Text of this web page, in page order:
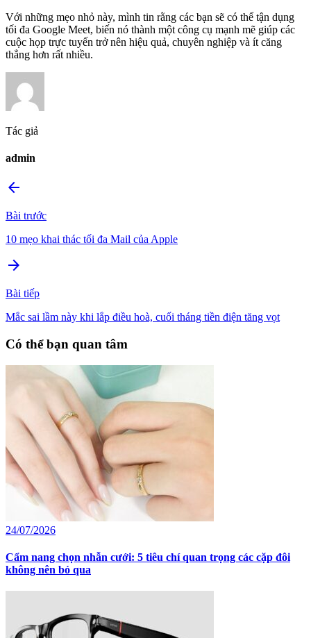
Với những mẹo nhỏ này, mình tin rằng các bạn sẽ có thể tận dụng
tối đa Google Meet, biến nó thành một công cụ mạnh mẽ giúp các
cuộc họp trực tuyến trở nên hiệu quả, chuyên nghiệp và ít căng
thẳng hơn rất nhiều.
Tác giả
admin
arrow_back
Bài trước
10 mẹo khai thác tối đa Mail của Apple
arrow_forward
Bài tiếp
Mắc sai lầm này khi lắp điều hoà, cuối tháng tiền điện tăng vọt
Có thể bạn quan tâm
24/07/2026
Cẩm nang chọn nhẫn cưới: 5 tiêu chí quan trọng các cặp đôi
không nên bỏ qua